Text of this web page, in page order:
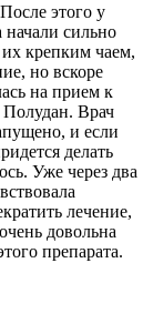
этого у
начали сильно
крепким чаем,
но вскоре
на прием к
Полудан. Врач
и если
делать
Уже через два
лечение,
довольна
препарата.